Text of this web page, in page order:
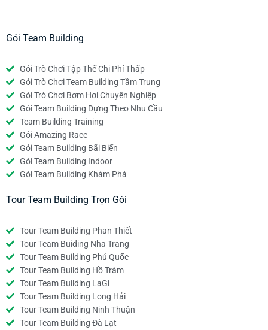
Gói Team Building
Gói Trò Chơi Tập Thể Chi Phí Thấp
Gói Trò Chơi Team Building Tầm Trung
Gói Trò Chơi Bơm Hơi Chuyên Nghiệp
Gói Team Building Dựng Theo Nhu Cầu
Team Building Training
Gói Amazing Race
Gói Team Building Bãi Biển
Gói Team Building Indoor
Gói Team Building Khám Phá
Tour Team Building Trọn Gói
Tour Team Building Phan Thiết
Tour Team Buiding Nha Trang
Tour Team Building Phú Quốc
Tour Team Building Hồ Tràm
Tour Team Building LaGi
Tour Team Building Long Hải
Tour Team Building Ninh Thuận
Tour Team Building Đà Lạt